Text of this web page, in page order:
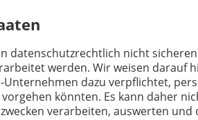
datenschutzrechtlich nicht
werden. Wir weisen darauf
dazu verpflichtet,
könnten. Es kann daher
verarbeiten, auswerten